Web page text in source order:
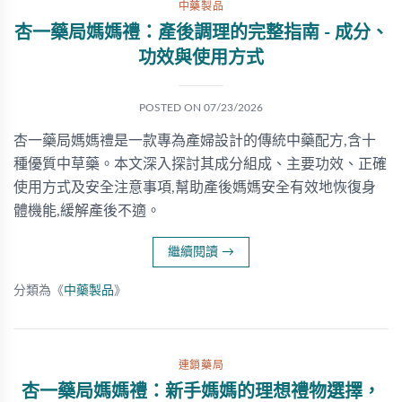
中藥製品
杏一藥局媽媽禮：產後調理的完整指南 - 成分、
功效與使用方式
POSTED ON 07/23/2026
杏一藥局媽媽禮是一款專為產婦設計的傳統中藥配方,含十
種優質中草藥。本文深入探討其成分組成、主要功效、正確
使用方式及安全注意事項,幫助產後媽媽安全有效地恢復身
體機能,緩解產後不適。
繼續閱讀 →
分類為《中藥製品》
連鎖藥局
杏一藥局媽媽禮：新手媽媽的理想禮物選擇，